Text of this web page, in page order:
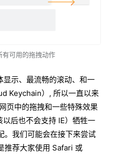
可用的拖拽动作
示、最流畅的滚动、和一
Keychain）, 所以一直以来
页中的拖拽和一些特殊效果
后也不会支持 IE）牺牲一
。我们可能会在接下来尝试
推荐大家使用 Safari 或